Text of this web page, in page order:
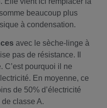
beaucoup plus
à condensation.
avec le sèche-linge à
pas de résistance. Il
C’est pourquoi il ne
En moyenne, ce
de 50% d’électricité
de classe A.